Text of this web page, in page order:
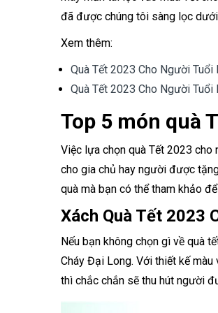
đã được chúng tôi sàng lọc
Xem thêm:
Quà Tết 2023 Cho Người Tuổi
Quà Tết 2023 Cho Người Tuổi
Top 5 món quà
Việc lựa chọn quà Tết 2023
cho gia chủ hay người được
quà mà bạn có thể tham khảo
Xách Quà Tết 2023
Nếu bạn không chọn gì về quà
Cháy Đại Long. Với thiết kế
thì chắc chắn sẽ thu hút người